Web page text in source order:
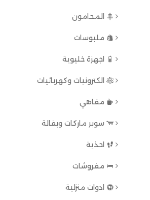
المحامون
ملبوسات
اجهزة خليوية
الكترونيات وكهربائيات
مقاهي
سوبر ماركات وبقالة
احذية
مفروشات
ادوات منزلية